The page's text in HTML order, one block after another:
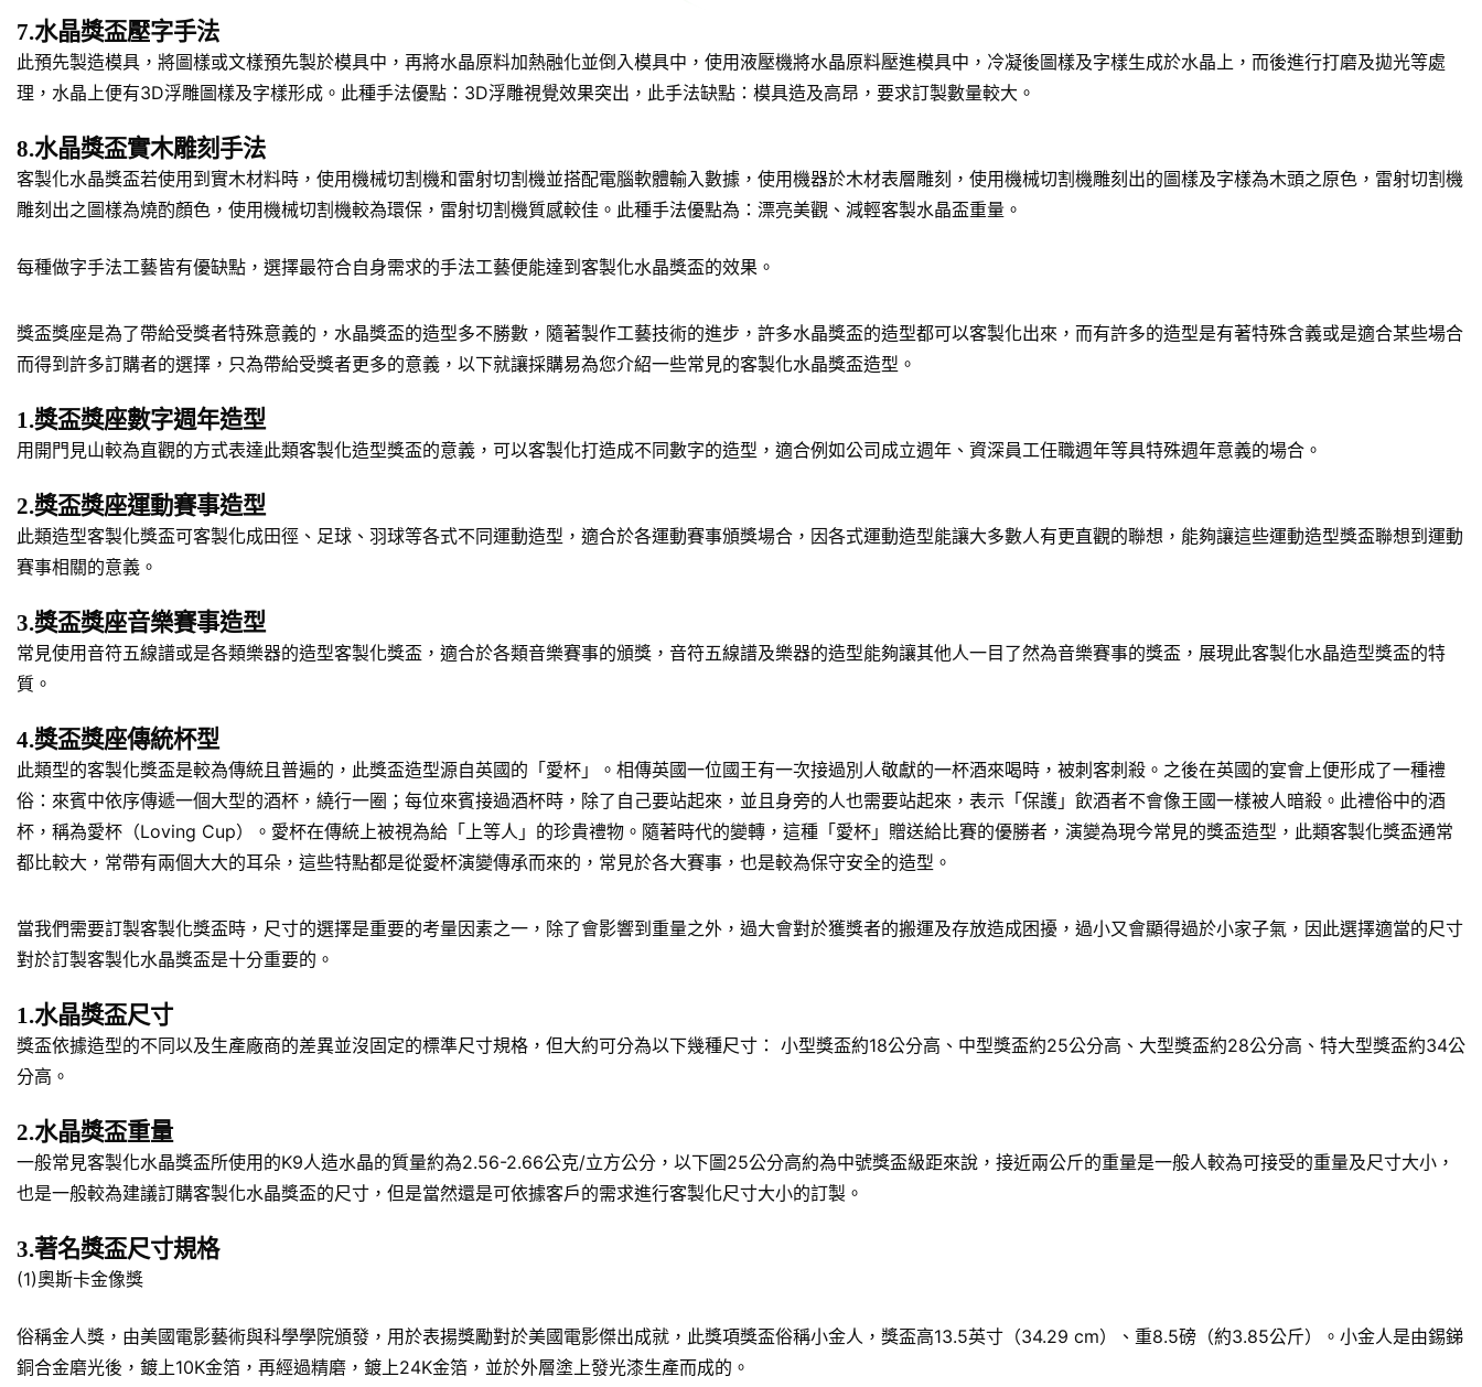
7.水晶獎盃壓字手法
此預先製造模具，將圖樣或文樣預先製於模具中，再將水晶原料加熱融化並倒入模具中，使用液壓機將水晶原料壓進模具中，冷凝後圖樣及字樣生成於水晶上，而後進行打磨及拋光等處
理，水晶上便有3D浮雕圖樣及字樣形成。此種手法優點：3D浮雕視覺效果突出，此手法缺點：模具造及高昂，要求訂製數量較大。
8.水晶獎盃實木雕刻手法
客製化水晶獎盃若使用到實木材料時，使用機械切割機和雷射切割機並搭配電腦軟體輸入數據，使用機器於木材表層雕刻，使用機械切割機雕刻出的圖樣及字樣為木頭之原色，雷射切割機
雕刻出之圖樣為燒酌顏色，使用機械切割機較為環保，雷射切割機質感較佳。此種手法優點為：漂亮美觀、減輕客製水晶盃重量。
每種做字手法工藝皆有優缺點，選擇最符合自身需求的手法工藝便能達到客製化水晶獎盃的效果。
獎盃獎座是為了帶給受獎者特殊意義的，水晶獎盃的造型多不勝數，隨著製作工藝技術的進步，許多水晶獎盃的造型都可以客製化出來，而有許多的造型是有著特殊含義或是適合某些場合
而得到許多訂購者的選擇，只為帶給受獎者更多的意義，以下就讓採購易為您介紹一些常見的客製化水晶獎盃造型。
1.獎盃獎座數字週年造型
用開門見山較為直觀的方式表達此類客製化造型獎盃的意義，可以客製化打造成不同數字的造型，適合例如公司成立週年、資深員工任職週年等具特殊週年意義的場合。
2.獎盃獎座運動賽事造型
此類造型客製化獎盃可客製化成田徑、足球、羽球等各式不同運動造型，適合於各運動賽事頒獎場合，因各式運動造型能讓大多數人有更直觀的聯想，能夠讓這些運動造型獎盃聯想到運動
賽事相關的意義。
3.獎盃獎座音樂賽事造型
常見使用音符五線譜或是各類樂器的造型客製化獎盃，適合於各類音樂賽事的頒獎，音符五線譜及樂器的造型能夠讓其他人一目了然為音樂賽事的獎盃，展現此客製化水晶造型獎盃的特
質。
4.獎盃獎座傳統杯型
此類型的客製化獎盃是較為傳統且普遍的，此獎盃造型源自英國的「愛杯」。相傳英國一位國王有一次接過別人敬獻的一杯酒來喝時，被刺客刺殺。之後在英國的宴會上便形成了一種禮
俗：來賓中依序傳遞一個大型的酒杯，繞行一圈；每位來賓接過酒杯時，除了自己要站起來，並且身旁的人也需要站起來，表示「保護」飲酒者不會像王國一樣被人暗殺。此禮俗中的酒
杯，稱為愛杯（Loving Cup）。愛杯在傳統上被視為給「上等人」的珍貴禮物。隨著時代的變轉，這種「愛杯」贈送給比賽的優勝者，演變為現今常見的獎盃造型，此類客製化獎盃通常
都比較大，常帶有兩個大大的耳朵，這些特點都是從愛杯演變傳承而來的，常見於各大賽事，也是較為保守安全的造型。
當我們需要訂製客製化獎盃時，尺寸的選擇是重要的考量因素之一，除了會影響到重量之外，過大會對於獲獎者的搬運及存放造成困擾，過小又會顯得過於小家子氣，因此選擇適當的尺寸
對於訂製客製化水晶獎盃是十分重要的。
1.水晶獎盃尺寸
獎盃依據造型的不同以及生產廠商的差異並沒固定的標準尺寸規格，但大約可分為以下幾種尺寸： 小型獎盃約18公分高、中型獎盃約25公分高、大型獎盃約28公分高、特大型獎盃約34公
分高。
2.水晶獎盃重量
一般常見客製化水晶獎盃所使用的K9人造水晶的質量約為2.56-2.66公克/立方公分，以下圖25公分高約為中號獎盃級距來說，接近兩公斤的重量是一般人較為可接受的重量及尺寸大小，
也是一般較為建議訂購客製化水晶獎盃的尺寸，但是當然還是可依據客戶的需求進行客製化尺寸大小的訂製。
3.著名獎盃尺寸規格
(1)奧斯卡金像獎
俗稱金人獎，由美國電影藝術與科學學院頒發，用於表揚獎勵對於美國電影傑出成就，此獎項獎盃俗稱小金人，獎盃高13.5英寸（34.29 cm）、重8.5磅（約3.85公斤）。小金人是由錫銻
銅合金磨光後，鍍上10K金箔，再經過精磨，鍍上24K金箔，並於外層塗上發光漆生產而成的。